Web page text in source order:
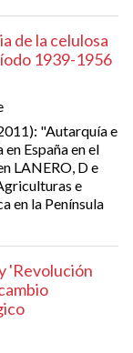
de la celulosa
1939-1956
"Autarquía e
España en el
LANERO, D e
e
en la Península
'Revolución